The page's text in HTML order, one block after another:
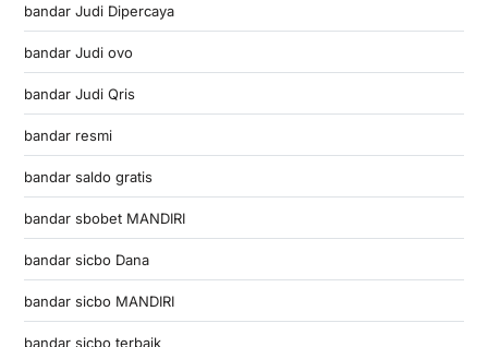
bandar Judi Dipercaya
bandar Judi ovo
bandar Judi Qris
bandar resmi
bandar saldo gratis
bandar sbobet MANDIRI
bandar sicbo Dana
bandar sicbo MANDIRI
bandar sicbo terbaik